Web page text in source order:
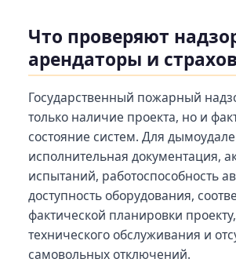
Что проверяют
арендаторы и
Государственный пожарный
только наличие проекта, но и
состояние систем. Для
исполнительная документация,
испытаний, работоспособность
доступность оборудования,
фактической планировки
технического обслуживания и
самовольных отключений.